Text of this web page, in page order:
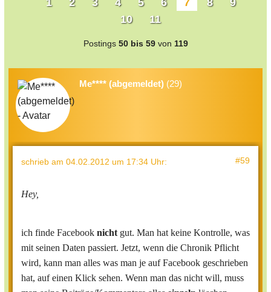
1
2 3 4 5 6 7 8
9
10
11
Postings 50 bis 59von 119
Me**** (abgemeldet) (29)
schrieb am 04.02.2012 um 17:34 Uhr: #59
Hey,
ich finde Facebook nicht gut. Man hat keine Kontrolle, was
mit seinen Daten passiert. Jetzt, wenn die Chronik Pflicht
wird, kann man alles was man je auf Facebook geschrieben
hat, auf einen Klick sehen. Wenn man das nicht will, muss